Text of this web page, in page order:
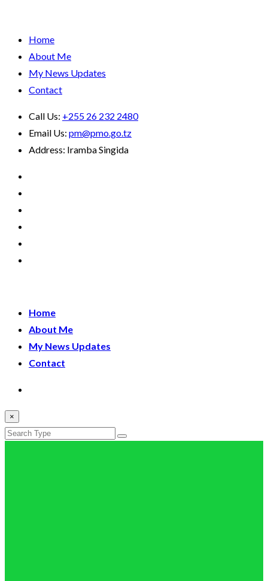
Home
About Me
My News Updates
Contact
Call Us: +255 26 232 2480
Email Us: pm@pmo.go.tz
Address: Iramba Singida
Home
About Me
My News Updates
Contact
×